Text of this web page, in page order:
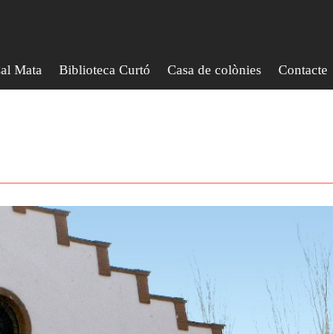
Mata Biblioteca Curtó Casa de colònies Contacte